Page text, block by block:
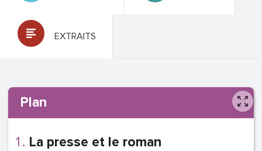
EXTRAITS
Plan
La presse et le roman